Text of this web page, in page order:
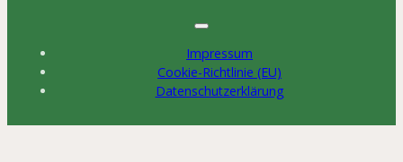
Impressum
Cookie-Richtlinie (EU)
Datenschutzerklärung